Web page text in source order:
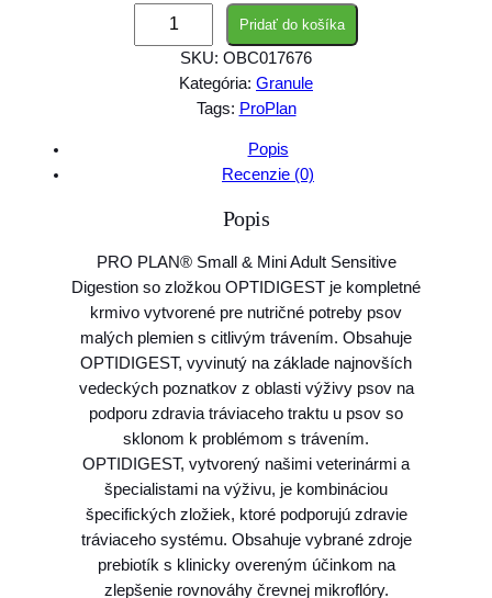
o
P
l
a
n
M
O
D
o
g
A
d
u
Pridať do košíka
SKU: OBC017676
Kategória: Granule
Tags: ProPlan
Popis
Recenzie (0)
Popis
PRO PLAN® Small & Mini Adult Sensitive
Digestion so zložkou OPTIDIGEST je kompletné
krmivo vytvorené pre nutričné potreby psov
malých plemien s citlivým trávením. Obsahuje
OPTIDIGEST, vyvinutý na základe najnovších
vedeckých poznatkov z oblasti výživy psov na
podporu zdravia tráviaceho traktu u psov so
sklonom k problémom s trávením.
OPTIDIGEST, vytvorený našimi veterinármi a
špecialistami na výživu, je kombináciou
špecifických zložiek, ktoré podporujú zdravie
tráviaceho systému. Obsahuje vybrané zdroje
prebiotík s klinicky overeným účinkom na
zlepšenie rovnováhy črevnej mikroflóry.